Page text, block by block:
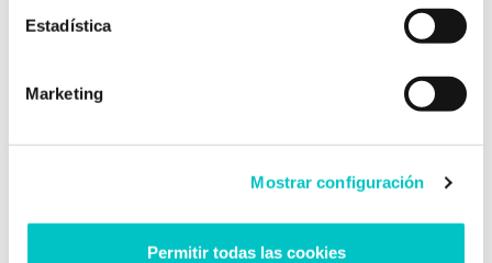
Estadística
Marketing
Mostrar configuración
Permitir todas las cookies
Centro de Psicología
Zoraida Rodríguez Vílchez
Contenido supervisado por Zoraida Rodríguez,
directora de Zoraida Rodríguez Centro de